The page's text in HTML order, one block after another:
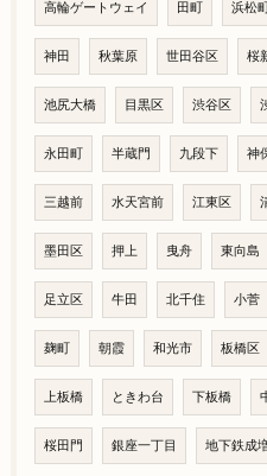
高輪ゲートウェイ 田町 浜松町
神田 秋葉原 世田谷区 桜
池尻大橋 目黒区 渋谷区
永田町 半蔵門 九段下 神
三越前 水天宮前 江東区
墨田区 押上 曳舟 東向島
足立区 牛田 北千住 小菅
麹町 朝霞 和光市 板橋区
上板橋 ときわ台 下板橋
桜田門 銀座一丁目 地下鉄成